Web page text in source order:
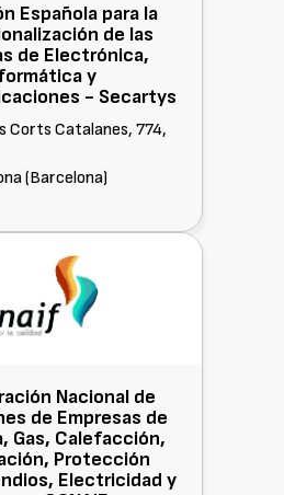
Española para la
de las
de Electrónica,
y
- Secartys
Corts Catalanes, 774,
(Barcelona)
Nacional de
de Empresas de
Gas, Calefacción,
Protección
Electricidad y